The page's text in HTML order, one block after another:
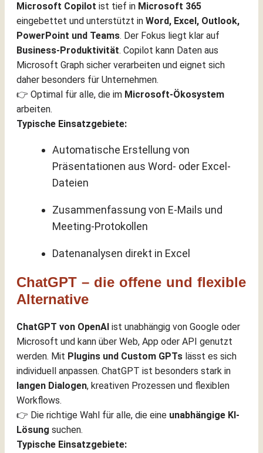
Microsoft Copilot ist tief in Microsoft 365
eingebettet und unterstützt in Word, Excel, Outlook,
PowerPoint und Teams. Der Fokus liegt klar auf
Business-Produktivität. Copilot kann Daten aus
Microsoft Graph sicher verarbeiten und eignet sich
daher besonders für Unternehmen.
👉 Optimal für alle, die im Microsoft-Ökosystem
arbeiten.
Typische Einsatzgebiete:
Automatische Erstellung von
Präsentationen aus Word- oder Excel-
Dateien
Zusammenfassung von E-Mails und
Meeting-Protokollen
Datenanalysen direkt in Excel
ChatGPT – die offene und flexible
Alternative
ChatGPT von OpenAI ist unabhängig von Google oder
Microsoft und kann über Web, App oder API genutzt
werden. Mit Plugins und Custom GPTs lässt es sich
individuell anpassen. ChatGPT ist besonders stark in
langen Dialogen, kreativen Prozessen und flexiblen
Workflows.
👉 Die richtige Wahl für alle, die eine unabhängige KI-
Lösung suchen.
Typische Einsatzgebiete: